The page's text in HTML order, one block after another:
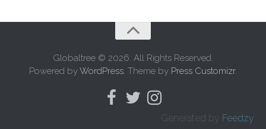
Globaltree © 2026. All Rights Reserved.
Powered byWordPress. Theme by Press Customizr.
Generated by Feedzy